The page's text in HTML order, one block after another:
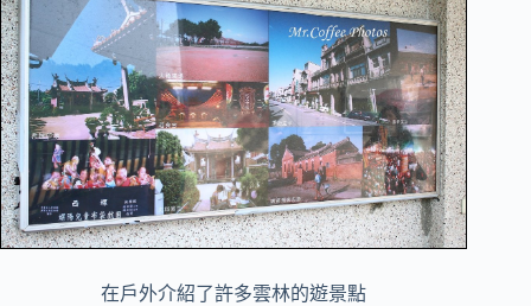
在戶外介紹了許多雲林的遊景點